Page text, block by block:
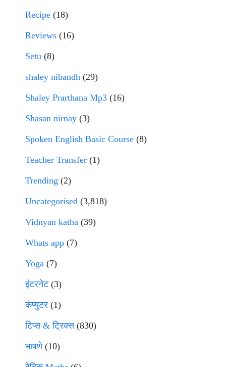
Recipe (18)
Reviews (16)
Setu (8)
shaley nibandh (29)
Shaley Prarthana Mp3 (16)
Shasan nirnay (3)
Spoken English Basic Course (8)
Teacher Transfer (1)
Trending (2)
Uncategorised (3,818)
Vidnyan katha (39)
Whats app (7)
Yoga (7)
इंटरनेट(3)
कंप्युटर (1)
टिप्स & ट्रिक्स(830)
भाषणे(10)